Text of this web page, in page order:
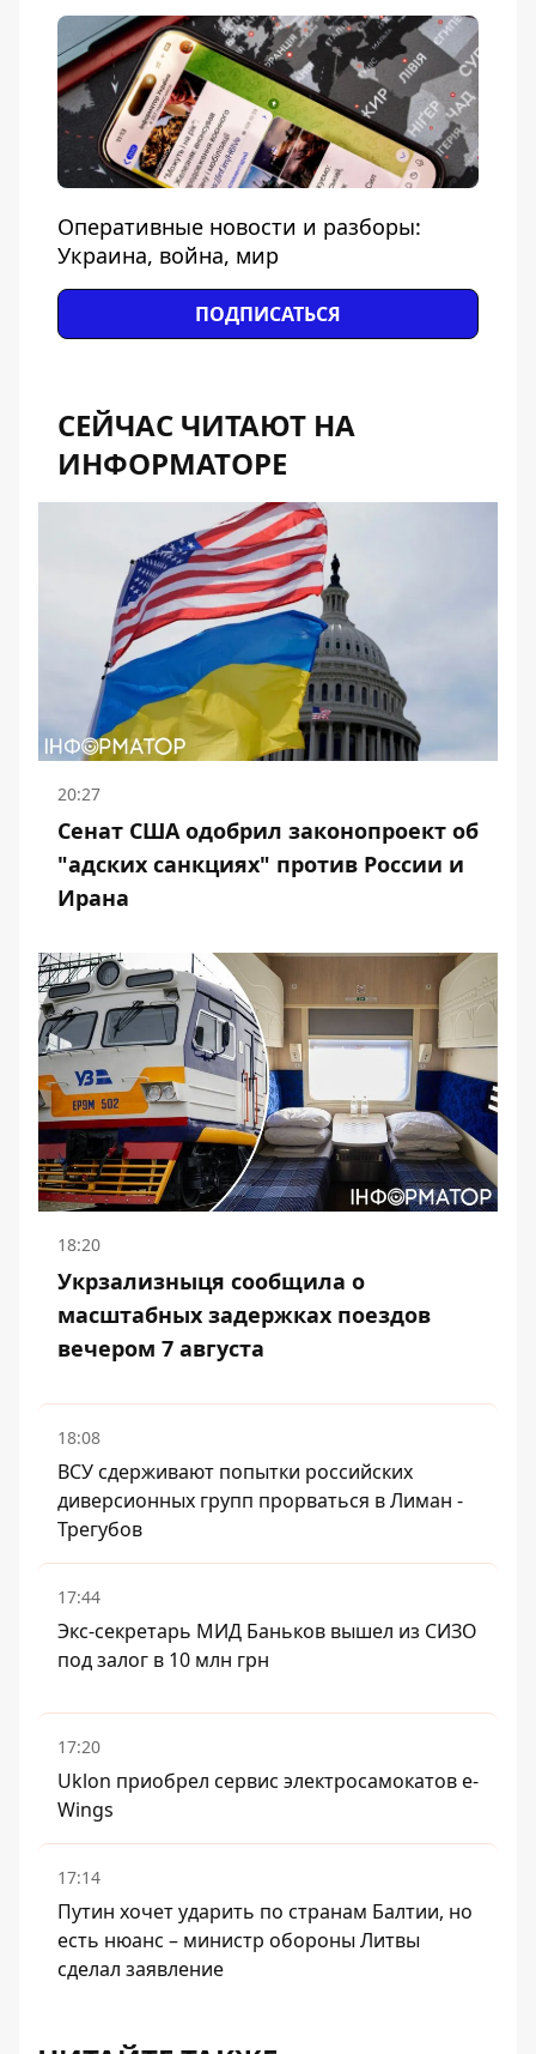
Оперативные новости и разборы:
Украина, война, мир
ПОДПИСАТЬСЯ
СЕЙЧАС ЧИТАЮТ НА
ИНФОРМАТОРЕ
20:27
Сенат США одобрил законопроект об
"адских санкциях" против России и
Ирана
18:20
Укрзализныця сообщила о
масштабных задержках поездов
вечером 7 августа
18:08
ВСУ сдерживают попытки российских
диверсионных групп прорваться в Лиман -
Трегубов
17:44
Экс-секретарь МИД Баньков вышел из СИЗО
под залог в 10 млн грн
17:20
Uklon приобрел сервис электросамокатов e-
Wings
17:14
Путин хочет ударить по странам Балтии, но
есть нюанс – министр обороны Литвы
сделал заявление